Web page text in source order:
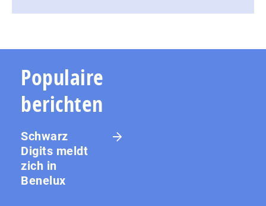
Populaire
berichten
Schwarz
Digits meldt
zich in
Benelux